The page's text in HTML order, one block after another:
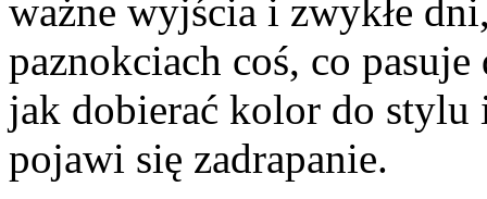
ważne wyjścia i zwykłe
paznokciach coś, co
jak dobierać kolor do stylu
pojawi się zadrapanie.